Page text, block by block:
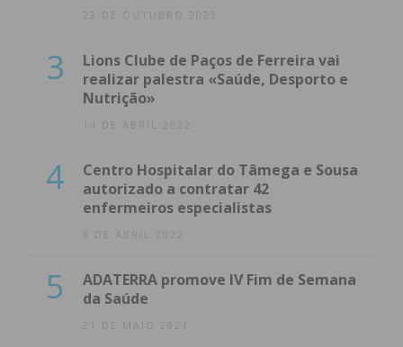
23 DE OUTUBRO 2023
3
Lions Clube de Paços de Ferreira vai
realizar palestra «Saúde, Desporto e
Nutrição»
14 DE ABRIL 2022
4
Centro Hospitalar do Tâmega e Sousa
autorizado a contratar 42
enfermeiros especialistas
8 DE ABRIL 2022
5
ADATERRA promove IV Fim de Semana
da Saúde
21 DE MAIO 2021